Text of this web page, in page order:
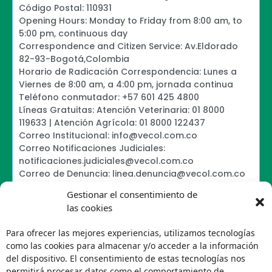
Gestionar el consentimiento de
las cookies
Para ofrecer las mejores experiencias, utilizamos tecnologías
como las cookies para almacenar y/o acceder a la información
del dispositivo. El consentimiento de estas tecnologías nos
Código Postal: 110931
Opening Hours: Monday to Friday from 8:00 am, to
5:00 pm, continuous day
Correspondence and Citizen Service: Av.Eldorado
82-93-Bogotá,Colombia
Horario de Radicación Correspondencia: Lunes a
Viernes de 8:00 am, a 4:00 pm, jornada continua
Teléfono conmutador: +57 601 425 4800
Líneas Gratuitas: Atención Veterinaria: 01 8000
119633 | Atención Agrícola: 01 8000 122437
Correo Institucional: info@vecol.com.co
Correo Notificaciones Judiciales:
notificaciones.judiciales@vecol.com.co
Correo de Denuncia: linea.denuncia@vecol.com.co
Política de Términos y Condiciones de Uso
Política de Tratamiento de Datos Personales VECOL
S.A
Política de Derechos de Autor y Uso sobre los